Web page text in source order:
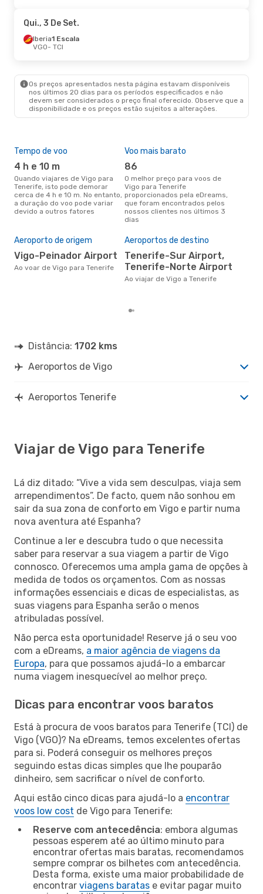
Binter Canarias
VGO- TCI
Binter Canarias
TCI- VGO
Qui., 3 De Set.- Qua., 9 De Set.
Iberia1 Escala
VGO- TCI
Air Europa1 Escala
TCI- VGO
Qui., 3 De Set.
Iberia1 Escala
VGO- TCI
Os preços apresentados nesta página estavam disponíveis
nos últimos 20 dias para os períodos especificados e não
devem ser considerados o preço final oferecido. Observe que a
disponibilidade e os preços estão sujeitos a alterações.
Tempo de voo
4 h e 10 m
Quando viajares de Vigo para
Tenerife, isto pode demorar
cerca de 4 h e 10 m. No entanto,
a duração do voo pode variar
devido a outros fatores
Voo mais barato
86
O melhor preço para voos de
Vigo para Tenerife
proporcionados pela eDreams,
que foram encontrados pelos
nossos clientes nos últimos 3
dias
Aeroporto de origem
Vigo-Peinador Airport
Ao voar de Vigo para Tenerife
Aeroportos de destino
Tenerife-Sur Airport,
Tenerife-Norte Airport
Ao viajar de Vigo a Tenerife
Distância: 1702 kms
Aeroportos de Vigo
Aeroportos Tenerife
Viajar de Vigo para Tenerife
Lá diz ditado: “Vive a vida sem desculpas, viaja sem
arrependimentos”. De facto, quem não sonhou em
sair da sua zona de conforto em Vigo e partir numa
nova aventura até Espanha?
Continue a ler e descubra tudo o que necessita
saber para reservar a sua viagem a partir de Vigo
connosco. Oferecemos uma ampla gama de opções à
medida de todos os orçamentos. Com as nossas
informações essenciais e dicas de especialistas, as
suas viagens para Espanha serão o menos
atribuladas possível.
Não perca esta oportunidade! Reserve já o seu voo
com a eDreams, a maior agência de viagens da
Europa, para que possamos ajudá-lo a embarcar
numa viagem inesquecível ao melhor preço.
Dicas para encontrar voos baratos
Está à procura de voos baratos para Tenerife (TCI) de
Vigo (VGO)? Na eDreams, temos excelentes ofertas
para si. Poderá conseguir os melhores preços
seguindo estas dicas simples que lhe pouparão
dinheiro, sem sacrificar o nível de conforto.
Aqui estão cinco dicas para ajudá-lo a encontrar
voos low cost de Vigo para Tenerife:
Reserve com antecedência: embora algumas
pessoas esperem até ao último minuto para
encontrar ofertas mais baratas, recomendamos
sempre comprar os bilhetes com antecedência.
Desta forma, existe uma maior probabilidade de
encontrar viagens baratas e evitar pagar muito